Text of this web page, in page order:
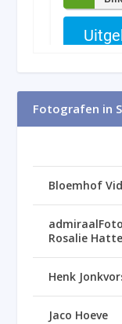
Fotografen in
Bloemhof
Rosalie
Henk
Jaco Hoeve